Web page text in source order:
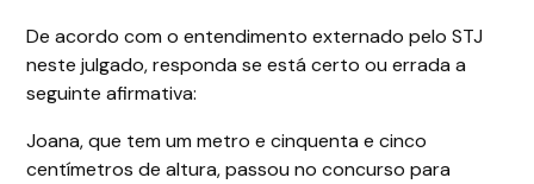
De acordo com o entendimento externado pelo STJ
neste julgado, responda se está certo ou errada a
seguinte afirmativa:
Joana, que tem um metro e cinquenta e cinco
centímetros de altura, passou no concurso para